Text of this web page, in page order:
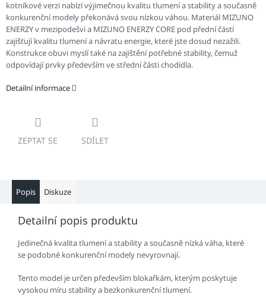
kotníkové verzi nabízí výjimečnou kvalitu tlumení a stability a současně
konkurenční modely překonává svou nízkou váhou. Materiál MIZUNO
ENERZY v mezipodešvi a MIZUNO ENERZY CORE pod přední částí
zajišťují kvalitu tlumení a návratu energie, které jste dosud nezažili.
Konstrukce obuvi myslí také na zajištění potřebné stability, čemuž
odpovídají prvky především ve střední části chodidla.
Detailní informace
ZEPTAT SE SDÍLET
Popis Diskuze
Detailní popis produktu
Jedinečná kvalita tlumení a stability a současně nízká váha, které
se podobné konkurenční modely nevyrovnají.
Tento model je určen především blokařkám, kterým poskytuje
vysokou míru stability a bezkonkurenční tlumení.